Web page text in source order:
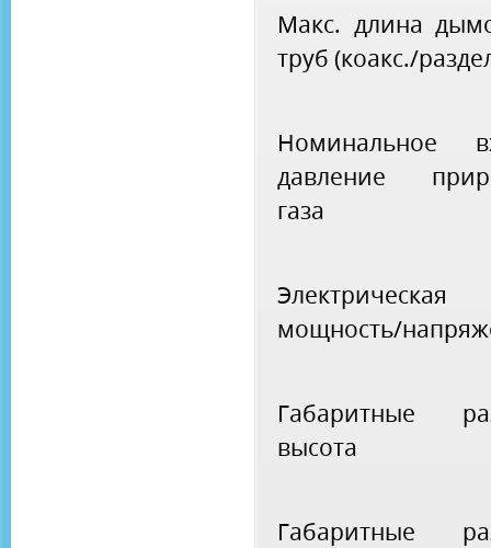
Макс. длина
труб (коакс./
Номинальное
давление
газа
Электрическая
мощность/
Габаритные
высота
Габаритные